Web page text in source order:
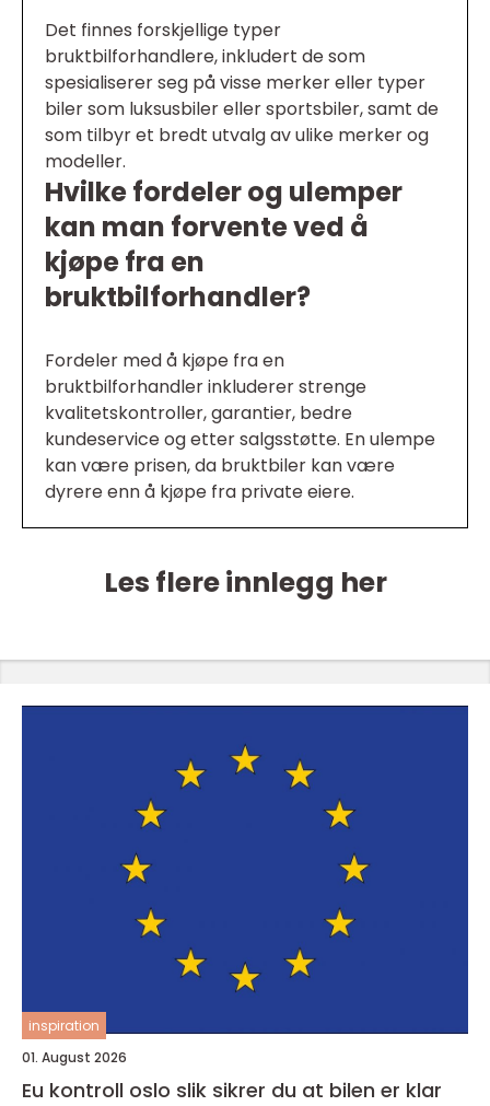
Det finnes forskjellige typer
bruktbilforhandlere, inkludert de som
spesialiserer seg på visse merker eller typer
biler som luksusbiler eller sportsbiler, samt de
som tilbyr et bredt utvalg av ulike merker og
modeller.
Hvilke fordeler og ulemper
kan man forvente ved å
kjøpe fra en
bruktbilforhandler?
Fordeler med å kjøpe fra en
bruktbilforhandler inkluderer strenge
kvalitetskontroller, garantier, bedre
kundeservice og etter salgsstøtte. En ulempe
kan være prisen, da bruktbiler kan være
dyrere enn å kjøpe fra private eiere.
Les flere innlegg her
inspiration
01. August 2026
Eu kontroll oslo slik sikrer du at bilen er klar